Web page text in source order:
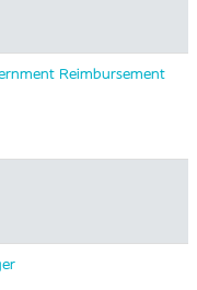
Reimbursement